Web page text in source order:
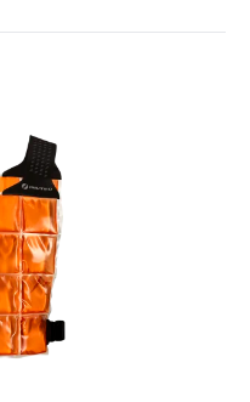
15 °C trägt dazu bei,
Verwendungsdauer
verlangsamt
wodurch das
verringert wird
Grad Celsius lässt sich
und verursacht